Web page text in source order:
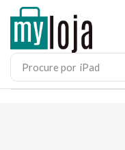
Procure por